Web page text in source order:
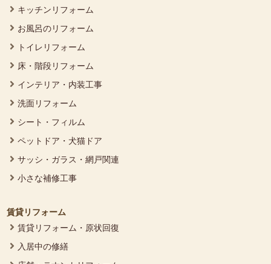
キッチンリフォーム
お風呂のリフォーム
トイレリフォーム
床・階段リフォーム
インテリア・内装工事
洗面リフォーム
シート・フィルム
ペットドア・犬猫ドア
サッシ・ガラス・網戸関連
小さな補修工事
賃貸リフォーム
賃貸リフォーム・原状回復
入居中の修繕